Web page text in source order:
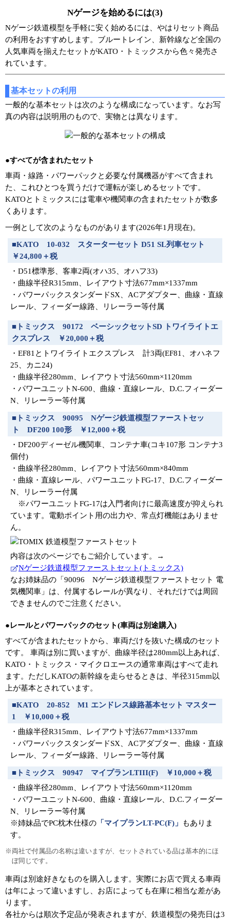
Nゲージを始めるには(3)
Nゲージ鉄道模型を手軽に安く始めるには、やはりセット商品
の利用をおすすめします。ブルートレイン、新幹線など全国の
人気車両を揃えたセットがKATO・トミックスから色々発売さ
れています。
基本セットの利用
一般的な基本セットは次のような構成になっています。なお写
真の内容は説明用のもので、実物とは異なります。
●すべてが含まれたセット
車両・線路・パワーパックと必要な付属機器がすべて含まれ
た、これひとつを買うだけで運転が楽しめるセットです。
KATOとトミックスには電車や機関車の含まれたセットが数多
くあります。
一例として次のようなものがあります(2026年1月現在)。
■KATO 10-032 スターターセット D51 SL列車セット
￥24,800＋税
・D51標準形、客車2両(オハ35、オハフ33)
・曲線半径R315mm、レイアウト寸法677mm×1337mm
・パワーパックスタンダードSX、ACアダプター、曲線・直線
レール、フィーダー線路、リレーラー等付属
■トミックス 90172 ベーシックセットSD トワイライトエ
クスプレス ￥20,000＋税
・EF81とトワイライトエクスプレス 計3両(EF81、オハネフ
25、カニ24)
・曲線半径280mm、レイアウト寸法560mm×1120mm
・パワーユニットN-600、曲線・直線レール、D.C.フィーダー
N、リレーラー等付属
■トミックス 90095 Nゲージ鉄道模型ファーストセッ
ト DF200 100形 ￥12,000＋税
・DF200ディーゼル機関車、コンテナ車(コキ107形 コンテナ3
個付)
・曲線半径280mm、レイアウト寸法560mm×840mm
・曲線・直線レール、パワーユニットFG-17、D.C.フィーダー
N、リレーラー付属
※パワーユニットFG-17は入門者向けに最高速度が抑えられ
ています。電動ポイント用の出力や、常点灯機能はありませ
ん。
内容は次のページでもご紹介しています。→
Nゲージ鉄道模型ファーストセット(トミックス)
なお姉妹品の「90096 Nゲージ鉄道模型ファーストセット 電
気機関車」は、付属するレールが異なり、それだけでは周回
できませんのでご注意ください。
●レールとパワーパックのセット(車両は別途購入)
すべてが含まれたセットから、車両だけを抜いた構成のセット
です。 車両は別に買いますが、曲線半径は280mm以上あれば、
KATO・トミックス・マイクロエースの通常車両はすべて走れ
ます。ただしKATOの新幹線を走らせるときは、半径315mm以
上が基本とされています。
■KATO 20-852 M1 エンドレス線路基本セット マスター
1 ￥10,000＋税
・曲線半径R315mm、レイアウト寸法677mm×1337mm
・パワーパックスタンダードSX、ACアダプター、曲線・直線
レール、フィーダー線路、リレーラー等付属
■トミックス 90947 マイプランLTIII(F) ￥10,000＋税
・曲線半径280mm、レイアウト寸法560mm×1120mm
・パワーユニットN-600、曲線・直線レール、D.C.フィーダー
N、リレーラー等付属
※姉妹品でPC枕木仕様の 「マイプランLT-PC(F)」
もありま
す。
※両社で付属品の名称は違いますが、セットされている品は基本的にほ
ぼ同じです。
車両は別途好きなものを購入します。実際にお店で買える車両
は年によって違いますし、お店によっても在庫に相当な差があ
ります。
各社からは順次予定品が発表されますが、鉄道模型の発売日は3